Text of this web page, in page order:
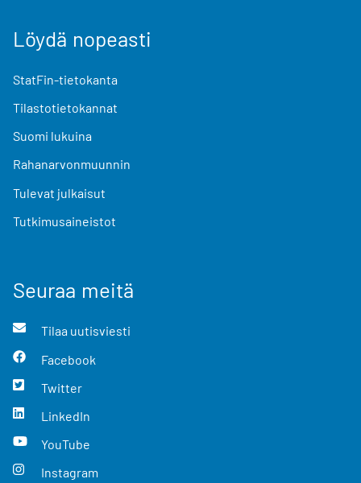
Löydä nopeasti
StatFin-tietokanta
Tilastotietokannat
Suomi lukuina
Rahanarvonmuunnin
Tulevat julkaisut
Tutkimusaineistot
Seuraa meitä
Tilaa uutisviesti
Facebook
Twitter
LinkedIn
YouTube
Instagram